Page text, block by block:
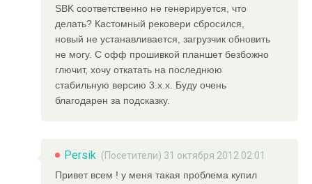
SBK соответственно не генерируется, что
делать? Кастомный рековери сбросился,
новый не устанавливается, загрузчик обновить
не могу. С офф прошивкой планшет безбожно
глючит, хочу откатать на последнюю
стабильную версию 3.х.х. Буду очень
благодарен за подсказку.
Persik (Посетители) 31 октября 2012 02:01
Привет всем ! у меня такая проблема купил